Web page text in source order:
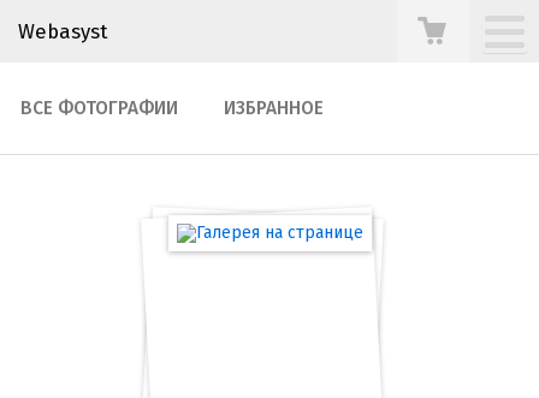
Webasyst
ВСЕ ФОТОГРАФИИ ИЗБРАННОЕ